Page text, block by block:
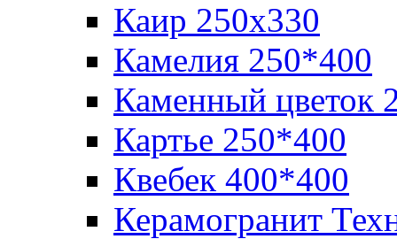
Каир 250х330
Камелия 250*400
Каменный цветок
Картье 250*400
Квебек 400*400
Керамогранит